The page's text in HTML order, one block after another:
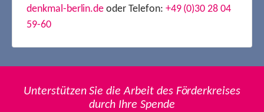
denkmal-berlin.de oder Telefon: +49 (0)30 28 04
59-60
Unterstützen Sie die Arbeit des Förderkreises
durch Ihre Spende